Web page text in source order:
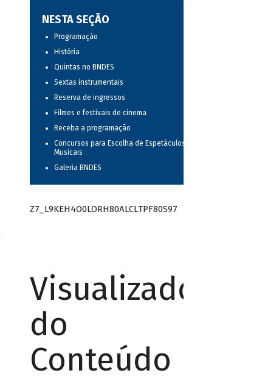
NESTA SEÇÃO
Programação
História
Quintas no BNDES
Sextas instrumentais
Reserva de ingressos
Filmes e festivais de cinema
Receba a programação
Concursos para Escolha de Espetáculos
Musicais
Galeria BNDES
Z7_L9KEH4O0LORH80ALCLTPF80S97
Visualizador
do
Conteúdo